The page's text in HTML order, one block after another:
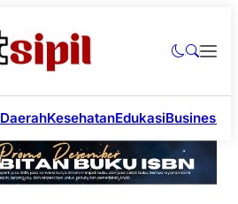
DaerahKesehatanEdukasiBusiness